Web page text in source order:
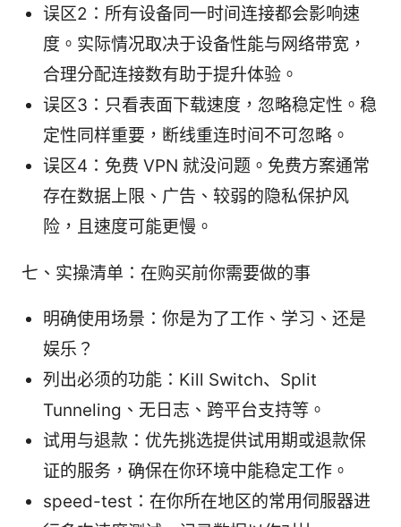
误区2：所有设备同一时间连接都会影响速
度。实际情况取决于设备性能与网络带宽，
合理分配连接数有助于提升体验。
误区3：只看表面下载速度，忽略稳定性。稳
定性同样重要，断线重连时间不可忽略。
误区4：免费 VPN 就没问题。免费方案通常
存在数据上限、广告、较弱的隐私保护风
险，且速度可能更慢。
七、实操清单：在购买前你需要做的事
明确使用场景：你是为了工作、学习、还是
娱乐？
列出必须的功能：Kill Switch、Split
Tunneling、无日志、跨平台支持等。
试用与退款：优先挑选提供试用期或退款保
证的服务，确保在你环境中能稳定工作。
speed-test：在你所在地区的常用伺服器进